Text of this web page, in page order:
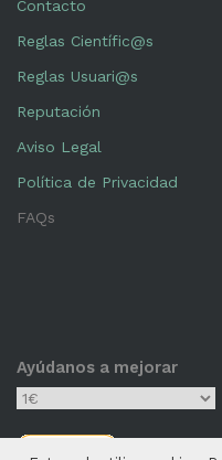
Contacto
Reglas Científic@s
Reglas Usuari@s
Reputación
Aviso Legal
Política de Privacidad
FAQs
Ayúdanos a mejorar